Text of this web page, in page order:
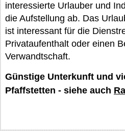
interessierte Urlauber und
die Aufstellung ab. Das
ist interessant für die
Privataufenthalt oder einen
Verwandtschaft.
Günstige Unterkunft und
Pfaffstetten - siehe auch